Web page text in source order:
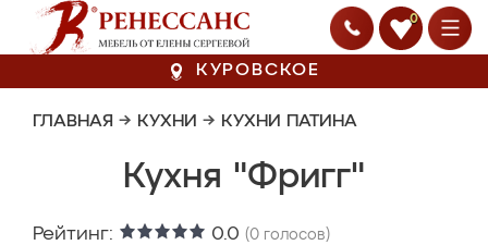
0
КУРОВСКОЕ
ГЛАВНАЯ → КУХНИ → КУХНИ ПАТИНА
Кухня "Фригг"
Рейтинг: 0.0 (0 голосов)